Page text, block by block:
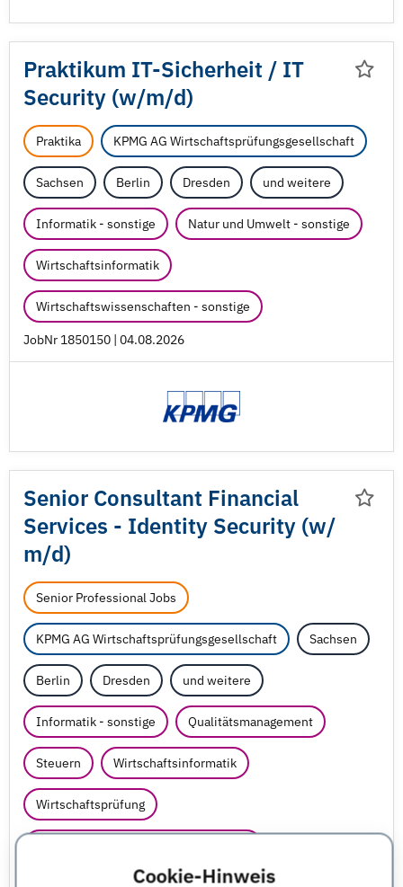
Cookie-Hinweis
Praktikum IT-Sicherheit / IT
Security (w/m/d)
Praktika KPMG AG Wirtschaftsprüfungsgesellschaft
Sachsen Berlin Dresden und weitere
Informatik - sonstige Natur und Umwelt - sonstige
Wirtschaftsinformatik
Wirtschaftswissenschaften - sonstige
JobNr 1850150 | 04.08.2026
Senior Consultant Financial
Services - Identity Security (w/
m/d)
Senior Professional Jobs
KPMG AG Wirtschaftsprüfungsgesellschaft Sachsen
Berlin Dresden und weitere
Informatik - sonstige Qualitätsmanagement
Steuern Wirtschaftsinformatik
Wirtschaftsprüfung
JobNr 1850135 | 04.08.2026